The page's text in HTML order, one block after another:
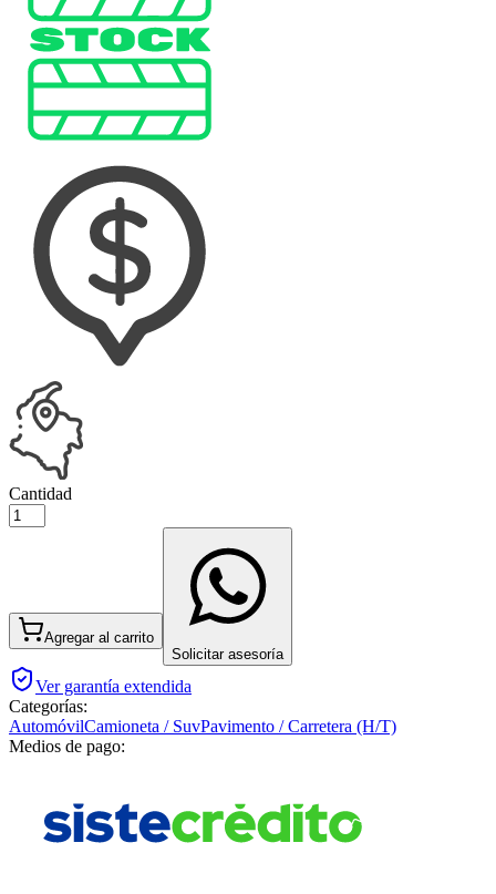
Cantidad
Agregar al carrito
Solicitar asesoría
Ver garantía extendida
Categorías:
AutomóvilCamioneta / SuvPavimento / Carretera (H/T)
Medios de pago: